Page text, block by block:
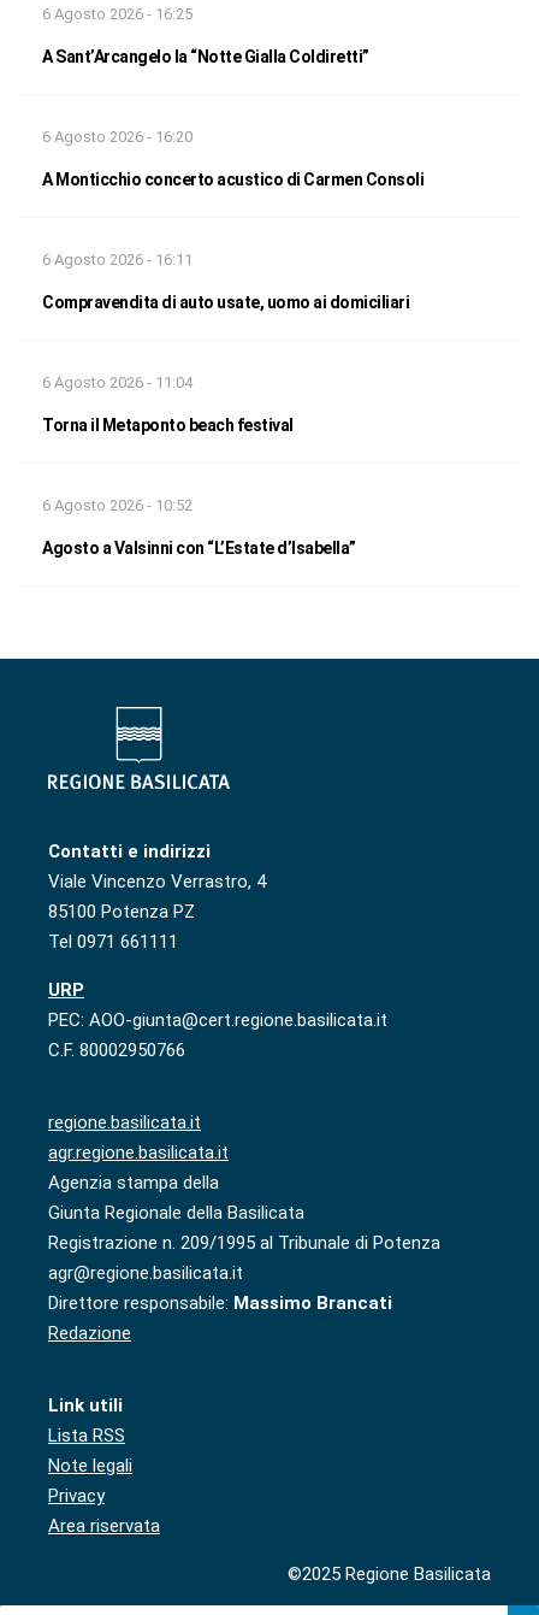
6 Agosto 2026 - 16:25
A Sant’Arcangelo la “Notte Gialla Coldiretti”
6 Agosto 2026 - 16:20
A Monticchio concerto acustico di Carmen Consoli
6 Agosto 2026 - 16:11
Compravendita di auto usate, uomo ai domiciliari
6 Agosto 2026 - 11:04
Torna il Metaponto beach festival
6 Agosto 2026 - 10:52
Agosto a Valsinni con “L’Estate d’Isabella”
Contatti e indirizzi
Viale Vincenzo Verrastro, 4
85100 Potenza PZ
Tel 0971 661111
URP
PEC: AOO-giunta@cert.regione.basilicata.it
C.F. 80002950766
regione.basilicata.it
agr.regione.basilicata.it
Agenzia stampa della
Giunta Regionale della Basilicata
Registrazione n. 209/1995 al Tribunale di Potenza
agr@regione.basilicata.it
Direttore responsabile: Massimo Brancati
Redazione
Link utili
Lista RSS
Note legali
Privacy
Area riservata
©2025 Regione Basilicata